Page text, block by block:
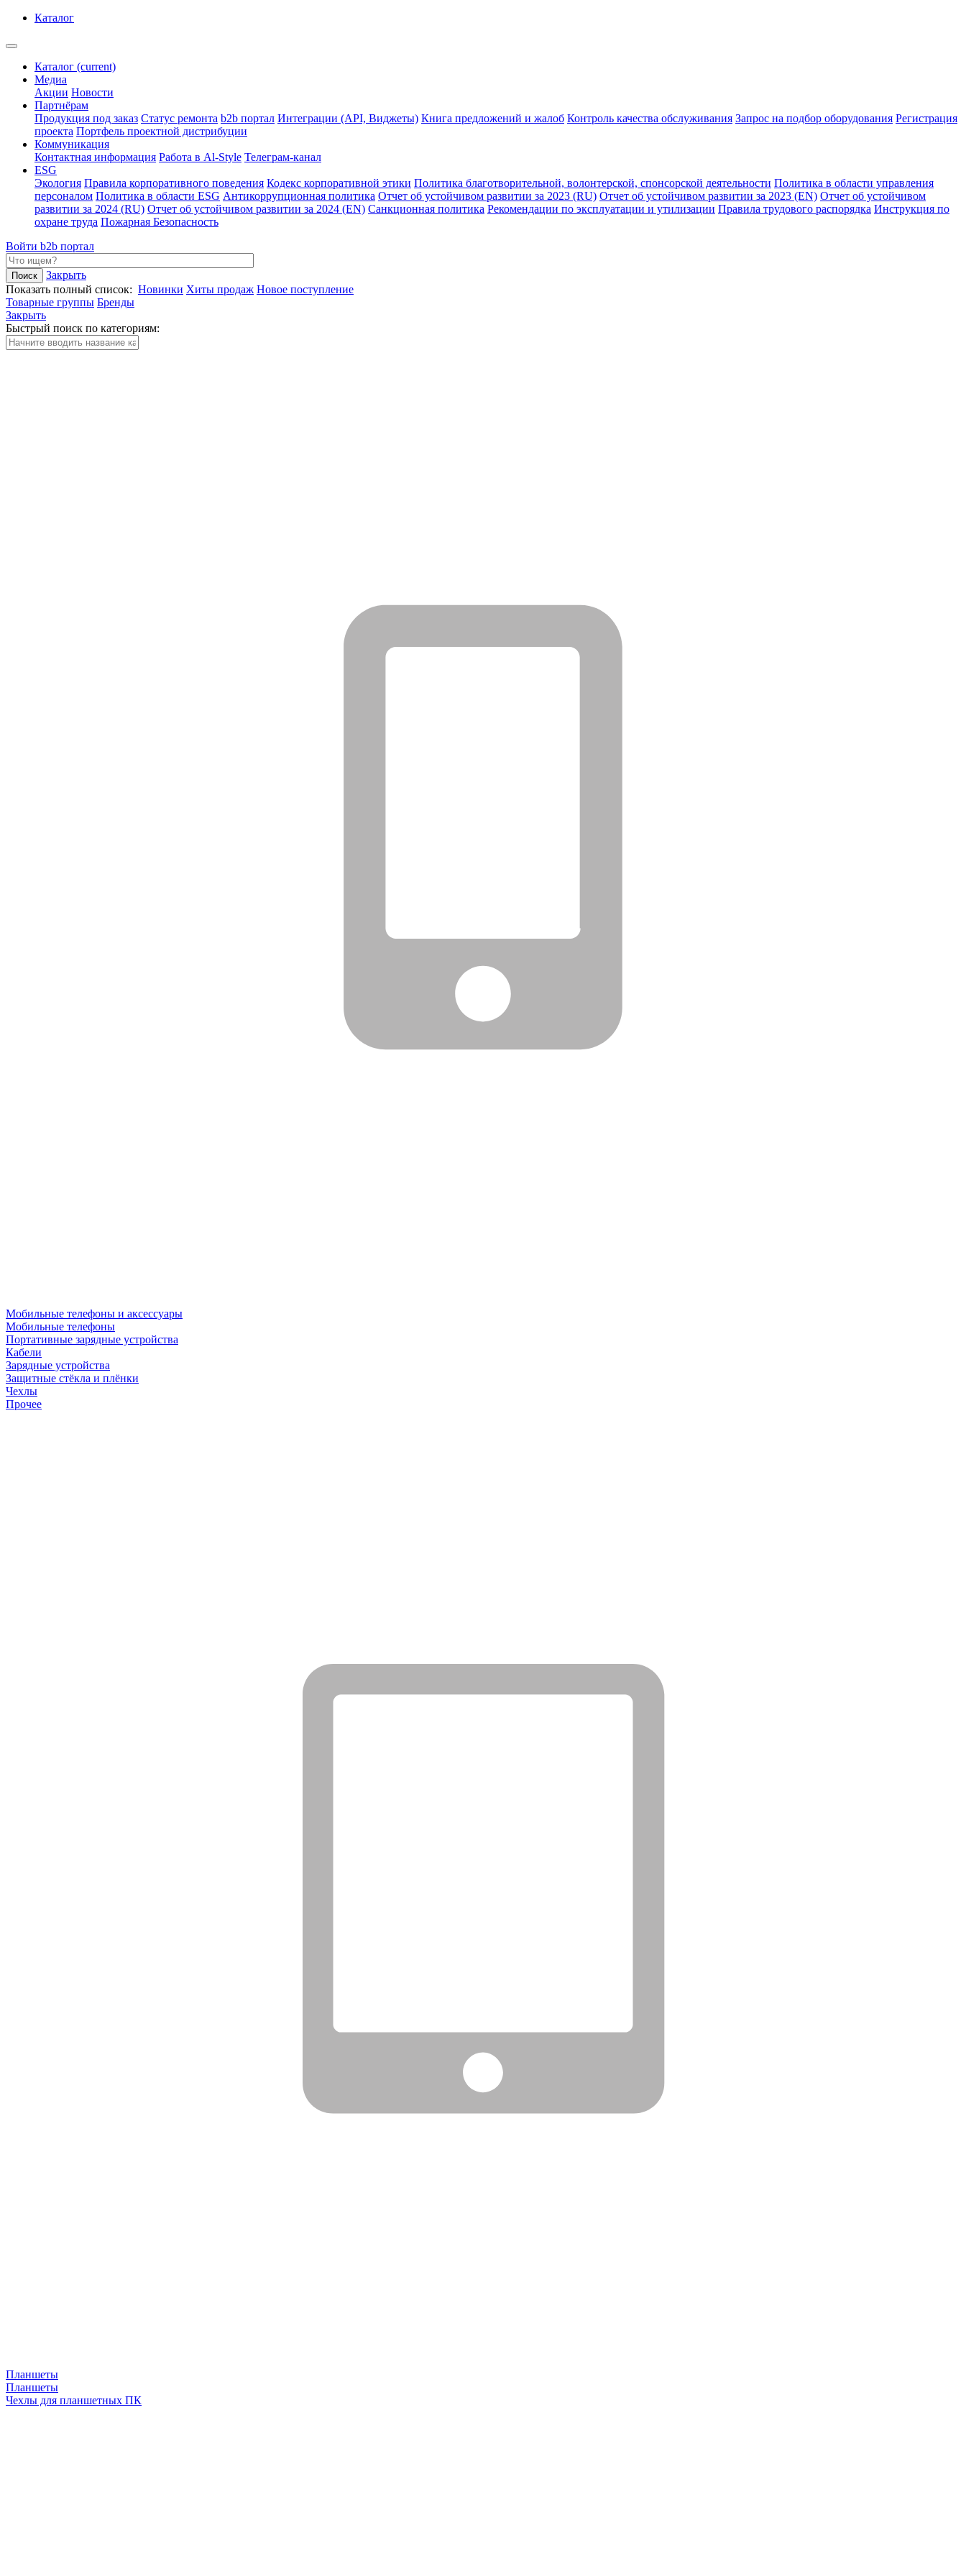
Каталог
Каталог (current)
Медиа
Акции Новости
Партнёрам
Продукция под заказ Статус ремонта b2b портал Интеграции (API, Виджеты) Книга предложений и жалоб Контроль качества обслуживания Запрос на подбор оборудования Регистрация
проекта Портфель проектной дистрибуции
Коммуникация
Контактная информация Работа в Al-Style Телеграм-канал
ESG
Экология Правила корпоративного поведения Кодекс корпоративной этики Политика благотворительной, волонтерской, спонсорской деятельности Политика в области управления
персоналом Политика в области ESG Антикоррупционная политика Отчет об устойчивом развитии за 2023 (RU) Отчет об устойчивом развитии за 2023 (EN) Отчет об устойчивом
развитии за 2024 (RU) Отчет об устойчивом развитии за 2024 (EN) Санкционная политика Рекомендации по эксплуатации и утилизации Правила трудового распорядка Инструкция по
охране труда Пожарная Безопасность
Войти b2b портал
Закрыть
Показать полный список: Новинки Хиты продаж Новое поступление
Товарные группы Бренды
Закрыть
Быстрый поиск по категориям:
Мобильные телефоны и аксессуары
Мобильные телефоны
Портативные зарядные устройства
Кабели
Зарядные устройства
Защитные стёкла и плёнки
Чехлы
Прочее
Планшеты
Планшеты
Чехлы для планшетных ПК